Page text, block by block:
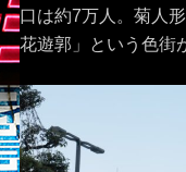
口は約7万人。菊人
花遊郭」という色街